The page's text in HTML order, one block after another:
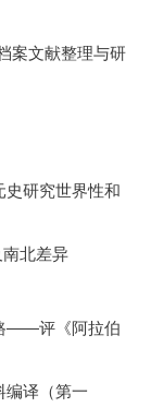
案文献整理与研
史研究世界性和
北差异
——评《阿拉伯
编译（第一